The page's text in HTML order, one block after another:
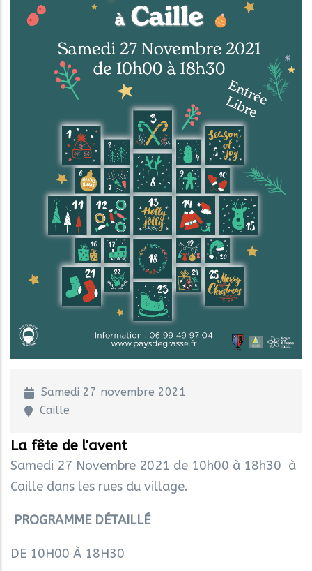
Samedi 27 novembre 2021
Caille
La fête de l'avent
Samedi 27 Novembre 2021 de 10h00 à 18h30 à
Caille dans les rues du village.
PROGRAMME DÉTAILLÉ
DE 10H00 À 18H30